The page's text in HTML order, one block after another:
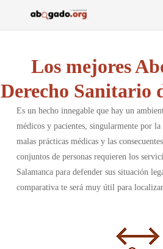
Los mejores
Derecho Sanitario
Es un hecho innegable que hay un
médicos y pacientes, singularmente por
malas prácticas médicas y las
conjuntos de personas requieren los
Salamanca para defender sus situación
comparativa te será muy útil para